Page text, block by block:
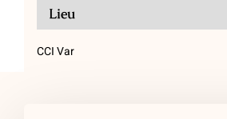
Lieu
CCI Var